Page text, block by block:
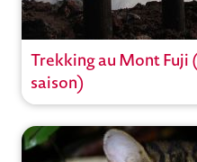
Circuit
Trekking au Mont Fuji
saison)
Japon,Tokyo